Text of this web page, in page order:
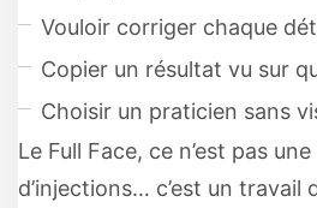
Vouloir corriger chaque
Copier un résultat vu sur
Choisir un praticien sans
Le Full Face, ce n’est pas
d’injections… c’est un travail